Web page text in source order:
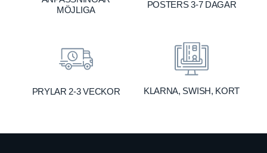
MÖJLIGA
POSTERS 3-7 DAGAR
PRYLAR 2-3 VECKOR KLARNA, SWISH, KORT